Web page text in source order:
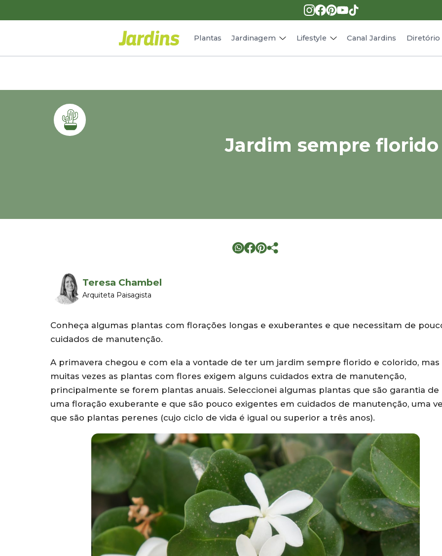
Plantas Jardinagem Lifestyle
Receitas
Canal Jardins Diretório
Jardim sempre florido
Teresa Chambel
Arquiteta Paisagista
Conheça algumas plantas com florações longas e exuberantes e que necessitam de
cuidados de manutenção.
A primavera chegou e com ela a vontade de ter um jardim sempre florido e colorido, mas
muitas vezes as plantas com flores exigem alguns cuidados extra de manutenção,
principalmente se forem plantas anuais. Seleccionei algumas plantas que são garantia de
uma floração exuberante e que são pouco exigentes em cuidados de manutenção, uma
que são plantas perenes (cujo ciclo de vida é igual ou superior a três anos).